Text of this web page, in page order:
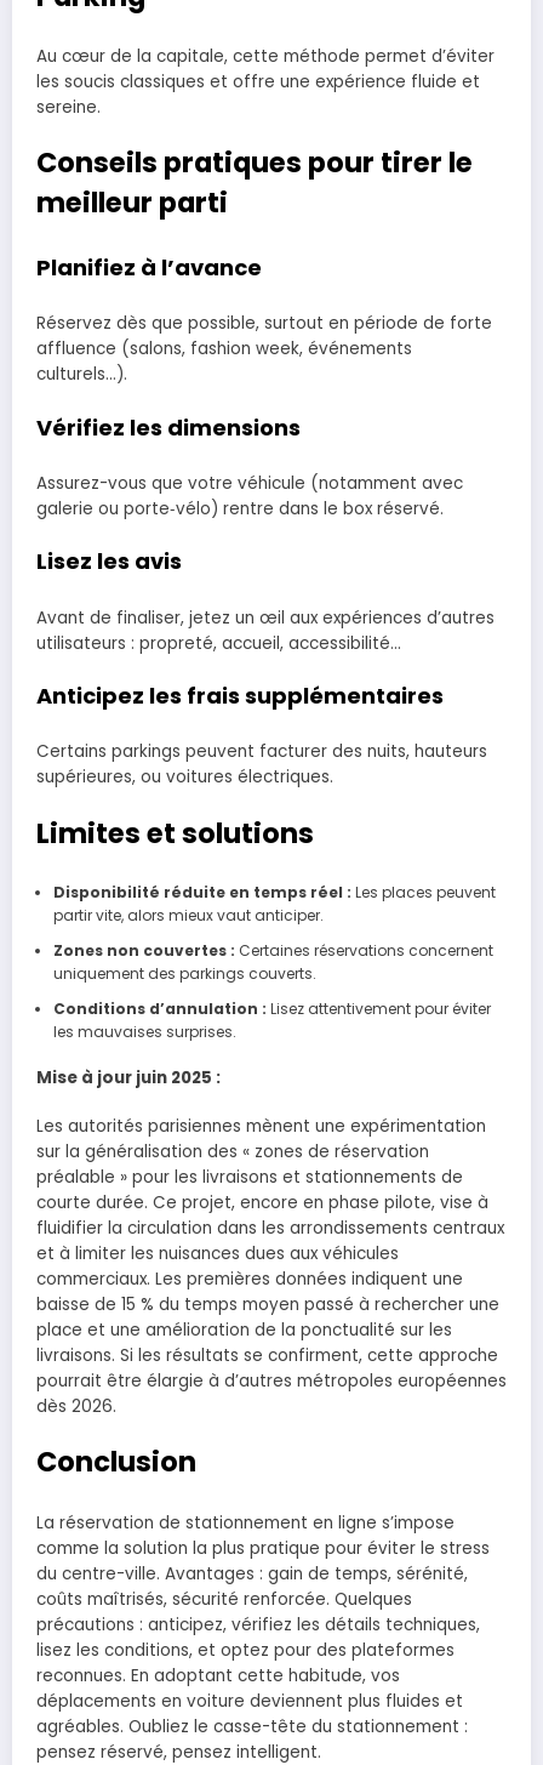
Au cœur de la capitale, cette méthode permet d’éviter
les soucis classiques et offre une expérience fluide et
sereine.
Conseils pratiques pour tirer le
meilleur parti
Planifiez à l’avance
Réservez dès que possible, surtout en période de forte
affluence (salons, fashion week, événements
culturels…).
Vérifiez les dimensions
Assurez-vous que votre véhicule (notamment avec
galerie ou porte‑vélo) rentre dans le box réservé.
Lisez les avis
Avant de finaliser, jetez un œil aux expériences d’autres
utilisateurs : propreté, accueil, accessibilité…
Anticipez les frais supplémentaires
Certains parkings peuvent facturer des nuits, hauteurs
supérieures, ou voitures électriques.
Limites et solutions
Disponibilité réduite en temps réel : Les places peuvent
partir vite, alors mieux vaut anticiper.
Zones non couvertes : Certaines réservations concernent
uniquement des parkings couverts.
Conditions d’annulation : Lisez attentivement pour éviter
les mauvaises surprises.
Mise à jour juin 2025 :
Les autorités parisiennes mènent une expérimentation
sur la généralisation des « zones de réservation
préalable » pour les livraisons et stationnements de
courte durée. Ce projet, encore en phase pilote, vise à
fluidifier la circulation dans les arrondissements centraux
et à limiter les nuisances dues aux véhicules
commerciaux. Les premières données indiquent une
baisse de 15 % du temps moyen passé à rechercher une
place et une amélioration de la ponctualité sur les
livraisons. Si les résultats se confirment, cette approche
pourrait être élargie à d’autres métropoles européennes
dès 2026.
Conclusion
La réservation de stationnement en ligne s’impose
comme la solution la plus pratique pour éviter le stress
du centre-ville. Avantages : gain de temps, sérénité,
coûts maîtrisés, sécurité renforcée. Quelques
précautions : anticipez, vérifiez les détails techniques,
lisez les conditions, et optez pour des plateformes
reconnues. En adoptant cette habitude, vos
déplacements en voiture deviennent plus fluides et
agréables. Oubliez le casse-tête du stationnement :
pensez réservé, pensez intelligent.